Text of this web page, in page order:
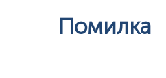
Помилка